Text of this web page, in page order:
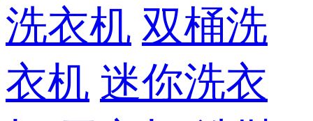
洗衣机 双桶洗
衣机 迷你洗衣